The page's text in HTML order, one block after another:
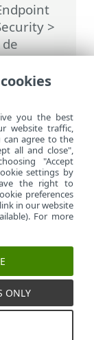
>
red de
o
cookies
you the best
website traffic,
can agree to the
all and close",
"Accept
settings by
the right to
preferences
in our website
For more
ONLY